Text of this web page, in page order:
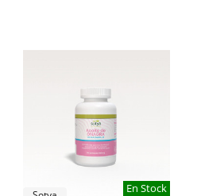
En Stock